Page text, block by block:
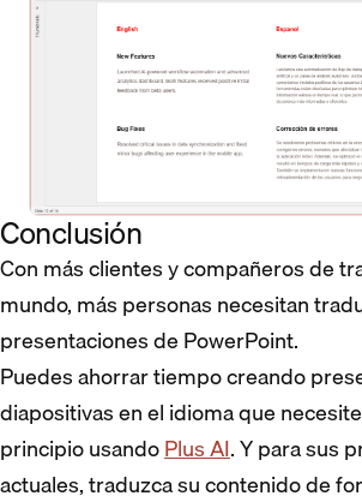
Conclusión
Con más clientes y compañeros de
mundo, más personas necesitan
presentaciones de PowerPoint.
Puedes ahorrar tiempo creando
diapositivas en el idioma que
principio usandoPlus AI. Y para sus
actuales, traduzca su contenido de